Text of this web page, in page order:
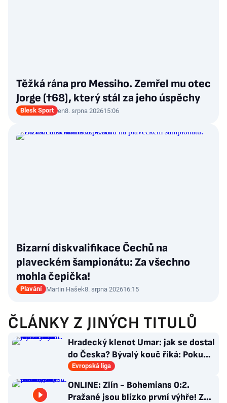
Těžká rána pro Messiho. Zemřel mu otec
Jorge (†68), který stál za jeho úspěchy
Blesk Sport en8. srpna 202615:06
Bizarní diskvalifikace Čechů na
plaveckém šampionátu: Za všechno
mohla čepička!
Plavání Martin Hašek8. srpna 202616:15
ČLÁNKY Z JINÝCH TITULŮ
Hradecký klenot Umar: jak se dostal
do Česka? Bývalý kouč říká: Pokud
nezblbne...
Evropská liga
ONLINE: Zlín - Bohemians 0:2.
Pražané jsou blízko první výhře! Z